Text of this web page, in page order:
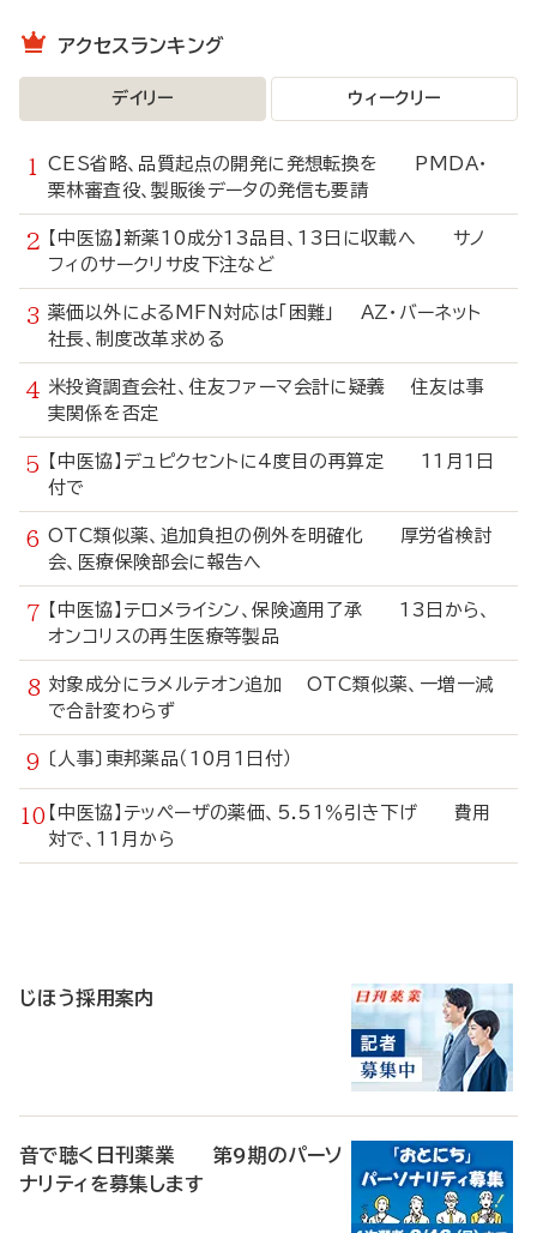
アクセスランキング
デイリー ウィークリー
CES省略、品質起点の開発に発想転換を PMDA・
栗林審査役、製販後データの発信も要請
【中医協】新薬10成分13品目、13日に収載へ サノ
フィのサークリサ皮下注など
薬価以外によるMFN対応は「困難」 AZ・バーネット
社長、制度改革求める
米投資調査会社、住友ファーマ会計に疑義 住友は事
実関係を否定
【中医協】デュピクセントに4度目の再算定 11月1日
付で
OTC類似薬、追加負担の例外を明確化 厚労省検討
会、医療保険部会に報告へ
【中医協】テロメライシン、保険適用了承 13日から、
オンコリスの再生医療等製品
対象成分にラメルテオン追加 OTC類似薬、一増一減
で合計変わらず
〔人事〕東邦薬品（10月1日付）
【中医協】テッペーザの薬価、5.51％引き下げ 費用
対で、11月から
じほう採用案内
音で聴く日刊薬業 第9期のパーソ
ナリティを募集します